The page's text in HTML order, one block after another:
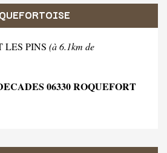
LES PINS (à 6.1km de
06330 ROQUEFORT